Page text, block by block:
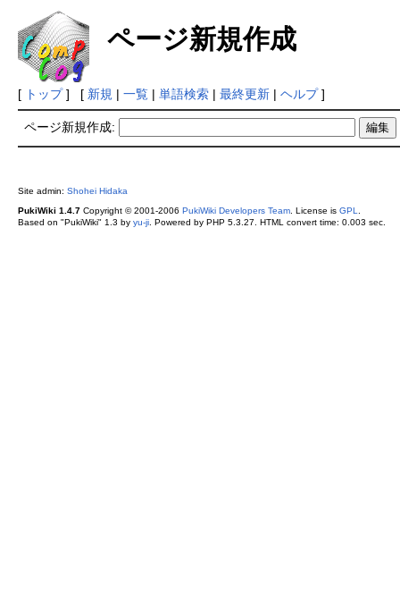
ページ新規作成
[ トップ] [ 新規 | 一覧| 単語検索| 最終更新| ヘルプ]
ページ新規作成:
Site admin: Shohei Hidaka
PukiWiki 1.4.7Copyright © 2001-2006 PukiWiki Developers Team. License is GPL
Based on "PukiWiki" 1.3 by yu-ji. Powered by PHP 5.3.27. HTML convert time: 0.003 sec.